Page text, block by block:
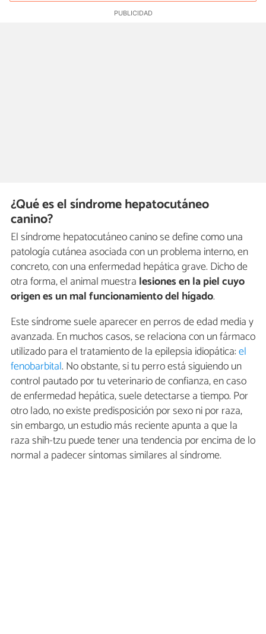
¿Qué es el síndrome hepatocutáneo
canino?
El síndrome hepatocutáneo canino se define como una
patología cutánea asociada con un problema interno, en
concreto, con una enfermedad hepática grave. Dicho de
otra forma, el animal muestra lesiones en la piel cuyo
origen es un mal funcionamiento del hígado.
Este síndrome suele aparecer en perros de edad media y
avanzada. En muchos casos, se relaciona con un fármaco
utilizado para el tratamiento de la epilepsia idiopática:el
fenobarbital. No obstante, si tu perro está siguiendo un
control pautado por tu veterinario de confianza, en caso
de enfermedad hepática, suele detectarse a tiempo. Por
otro lado, no existe predisposición por sexo ni por raza,
sin embargo, un estudio más reciente apunta a que la
raza shih-tzu puede tener una tendencia por encima de lo
normal a padecer síntomas similares al síndrome.